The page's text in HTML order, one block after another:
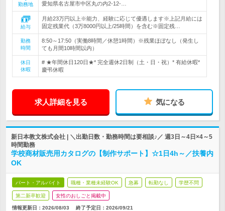
勤務地
愛知県名古屋市中区丸の内2-12-…
給与
月給23万円以上※能力、経験に応じて優遇します※上記月給には
固定残業代（3万8000円以上/25時間）を含む※固定残…
勤務
時間
8:50～17:50（実働8時間／休憩1時間）※残業ほぼなし（発生し
ても月間10時間以内）
休日
休暇
# ★年間休日120日★* 完全週休2日制（土・日・祝）* 有給休暇*
慶弔休暇
求人詳細を見る 気になる
新日本教文株式会社 | ＼出勤日数・勤務時間は要相談♪／ 週3日～4日×4～5
時間勤務
学校商材販売用カタログの【制作サポート】☆1日4h～／扶養内
OK
パート・アルバイト 職種・業種未経験OK 急募 転勤なし 学歴不問
第二新卒歓迎 女性のおしごと掲載中
情報更新日：2026/08/03 終了予定日： 2026/09/21